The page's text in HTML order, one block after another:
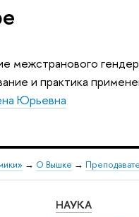
межстранового
и практика
Юрьевна
→ О Вышке →
НАУКА